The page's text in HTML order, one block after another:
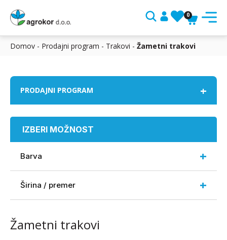
0
Search
for:Domov - Prodajni program - Trakovi - Žametni trakovi
PRODAJNI PROGRAM +
IZBERI MOŽNOST
Barva +
Širina / premer +
Žametni trakovi